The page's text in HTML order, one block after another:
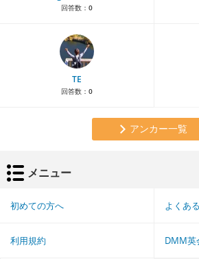
回答数： 0
TE
回答数： 0
アンカー一覧
メニュー
初めての方へ よくあ
利用規約 DMM英